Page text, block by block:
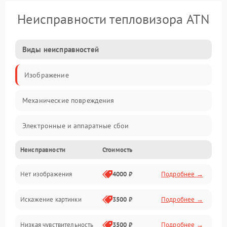
Неисправности тепловизора ATN
Виды неисправностей
Изображение
Механические повреждения
Электронные и аппаратные сбои
Неисправности сенсора и оптики
Программные ошибки
Электропитание
Неисправности Стоимость
Нет изображения 4000 ₽ Подробнее →
Искажение картинки 3500 ₽ Подробнее →
Низкая чувствительность 3500 ₽ Подробнее →